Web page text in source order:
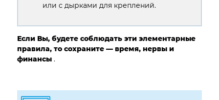
или с дырками для креплений.
Если Вы, будете соблюдать эти элементарные
правила, то сохраните — время, нервы и
финансы .